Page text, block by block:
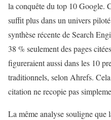
la conquête du top 10 Google.
suffit plus dans un univers
synthèse récente de Search
38 % seulement des pages
figureraient aussi dans les 10
traditionnels, selon Ahrefs.
citation ne recopie pas
La même analyse souligne que